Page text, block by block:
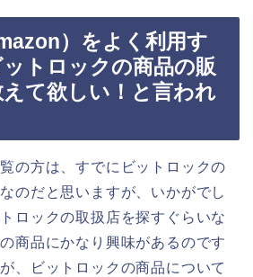
）をよく利用す
トロックの商品の販
て欲しい！と言われ
の方は、すでにビットロックの
のだと思いますが、いかがでし
ロックの取扱店を探すぐらいな
商品にかなり興味があるのです
、ビットロックの商品について